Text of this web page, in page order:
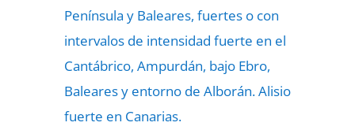
Península y Baleares, fuertes o con
intervalos de intensidad fuerte en el
Cantábrico, Ampurdán, bajo Ebro,
Baleares y entorno de Alborán. Alisio
fuerte en Canarias.